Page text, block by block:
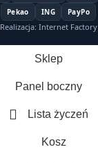
Pekao
ING PayPo
Realizacja: Internet Factory
Sklep
Panel boczny
Lista życzeń
Kosz